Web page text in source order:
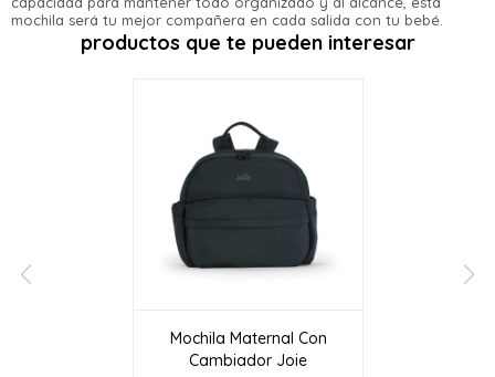
mochila será tu mejor compañera en cada salida con tu bebé.
productos que te pueden interesar
Mochila Maternal Con
Cambiador Joie